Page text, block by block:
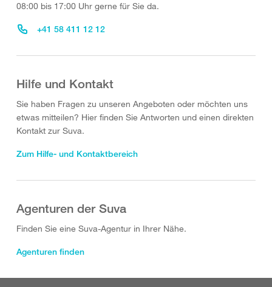
08:00 bis 17:00 Uhr gerne für Sie da.
+41 58 411 12 12
Hilfe und Kontakt
Sie haben Fragen zu unseren Angeboten oder möchten uns
etwas mitteilen? Hier finden Sie Antworten und einen direkten
Kontakt zur Suva.
Zum Hilfe- und Kontaktbereich
Agenturen der Suva
Finden Sie eine Suva-Agentur in Ihrer Nähe.
Agenturen finden